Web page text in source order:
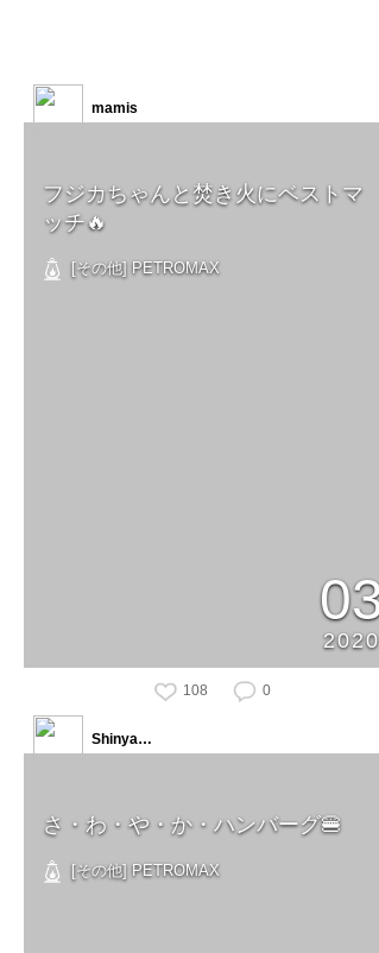
フジカちゃんと焚き火にベストマ
ッチ🔥
[その他] PETROMAX
2020
mamis
108 0
さ・わ・や・か・ハンバーグ🍔
[その他] PETROMAX
Shinya…